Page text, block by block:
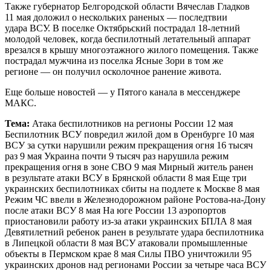
Также губернатор Белгородской области Вячеслав Гладков
11 мая доложил о нескольких раненых — последтвии
удара ВСУ. В поселке Октябрьский пострадал 18-летний
молодой человек, когда беспилотный летательный аппарат
врезался в крышу многоэтажного жилого помещения. Также
пострадал мужчина из поселка Ясные Зори в том же
регионе — он получил осколочное ранение живота.
Еще больше новостей — у Пятого канала в мессенджере
МАКС.
Тема: Атака беспилотников на регионы России 12 мая
Беспилотник ВСУ повредил жилой дом в Оренбурге 10 мая
ВСУ за сутки нарушили режим прекращения огня 16 тысяч
раз 9 мая Украина почти 9 тысяч раз нарушила режим
прекращения огня в зоне СВО 9 мая Мирный житель ранен
в результате атаки ВСУ в Брянской области 8 мая Еще три
украинских беспилотниках сбиты на подлете к Москве 8 мая
Режим ЧС ввели в Железнодорожном районе Ростова-на-Дону
после атаки ВСУ 8 мая На юге России 13 аэропортов
приостановили работу из-за атаки украинских БПЛА 8 мая
Девятилетний ребенок ранен в результате удара беспилотника
в Липецкой области 8 мая ВСУ атаковали промышленные
объекты в Пермском крае 8 мая Силы ПВО уничтожили 95
украинских дронов над регионами России за четыре часа ВСУ